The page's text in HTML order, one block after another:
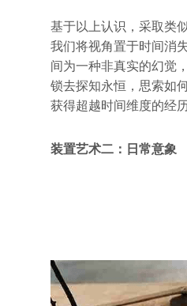
基于以上认识，采取类
我们将视角置于时间消
间为一种非真实的幻觉
锁去探知永恒，思索如
获得超越时间维度的经历
装置艺术二：日常意象